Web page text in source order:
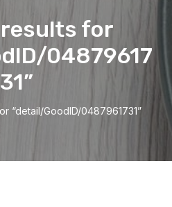
for
04879617
31”
“detail/GoodID/0487961731”